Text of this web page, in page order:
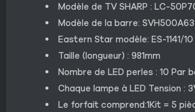
Modèle de TV SHARP : LC-
Modèle de la barre:
Eastern Star modèle: ES-1141/
Taille (longueur) : 981mm
Nombre de LED perles : 10 Par
Chaque lampe à LED Tension :
Le forfait comprend:1Kit = 5